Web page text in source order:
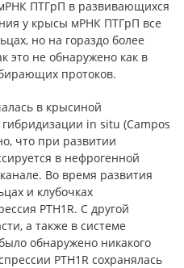
ПТГрП в развивающихся
у крысы мРНК ПТГрП все
но на гораздо более
это не обнаружено как в
протоков.
в крысиной
in situ (Campos
что при развитии
в нефрогенной
Во время развития
и клубочках
PTH1R. С другой
а также в системе
обнаружено никакого
PTH1R сохранялась